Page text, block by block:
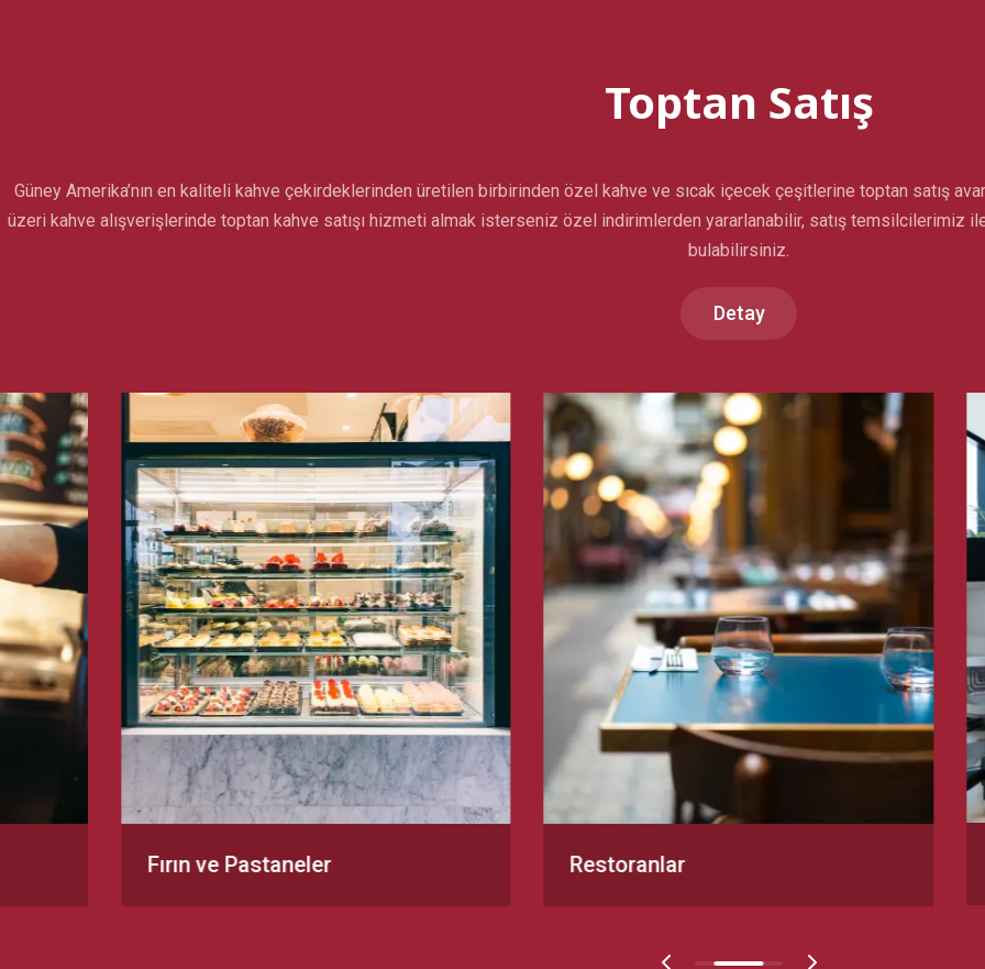
Toptan Satış
Güney Amerika’nın en kaliteli kahve çekirdeklerinden üretilen birbirinden özel kahve ve sıcak içecek çeşitlerine toptan satış
üzeri kahve alışverişlerinde toptan kahve satışı hizmeti almak isterseniz özel indirimlerden yararlanabilir, satış temsilcilerimiz
bulabilirsiniz.
Detay
Fırın ve Pastaneler Restoranlar